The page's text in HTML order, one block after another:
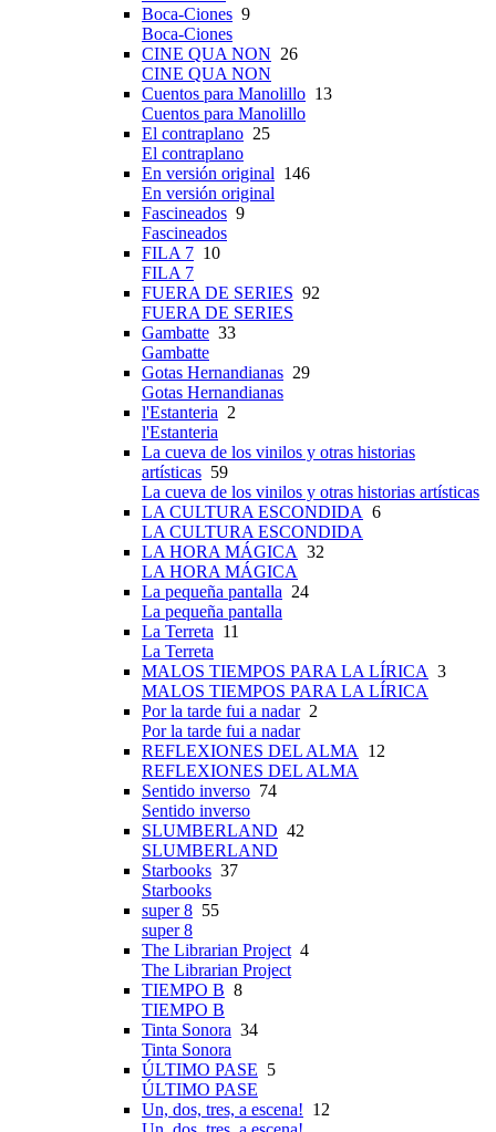
Boca-Ciones 9
Boca-Ciones
CINE QUA NON 26
CINE QUA NON
Cuentos para Manolillo 13
Cuentos para Manolillo
El contraplano 25
El contraplano
En versión original 146
En versión original
Fascineados 9
Fascineados
FILA 7 10
FILA 7
FUERA DE SERIES 92
FUERA DE SERIES
Gambatte 33
Gambatte
Gotas Hernandianas 29
Gotas Hernandianas
l'Estanteria 2
l'Estanteria
La cueva de los vinilos y otras historias
artísticas 59
La cueva de los vinilos y otras historias artísticas
LA CULTURA ESCONDIDA 6
LA CULTURA ESCONDIDA
LA HORA MÁGICA 32
LA HORA MÁGICA
La pequeña pantalla 24
La pequeña pantalla
La Terreta 11
La Terreta
MALOS TIEMPOS PARA LA LÍRICA 3
MALOS TIEMPOS PARA LA LÍRICA
Por la tarde fui a nadar2
Por la tarde fui a nadar
REFLEXIONES DEL ALMA
12
REFLEXIONES DEL ALMA
Sentido inverso 74
Sentido inverso
SLUMBERLAND 42
SLUMBERLAND
Starbooks 37
Starbooks
super 8 55
super 8
The Librarian Project 4
The Librarian Project
TIEMPO B 8
TIEMPO B
Tinta Sonora 34
Tinta Sonora
ÚLTIMO PASE 5
ÚLTIMO PASE
Un, dos, tres, a escena! 12